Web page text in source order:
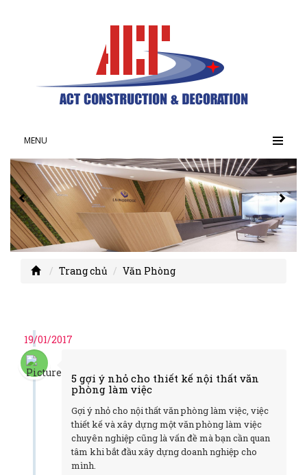
MENU
Trang chủ Văn Phòng
19/01/2017
5 gợi ý nhỏ cho thiết kế nội thất văn
phòng làm việc
Gợi ý nhỏ cho nội thất văn phòng làm việc, việc
thiết kế và xây dựng một văn phòng làm việc
chuyên nghiệp cũng là vấn đề mà bạn cần quan
tâm khi bắt đầu xây dựng doanh nghiệp cho
mình.